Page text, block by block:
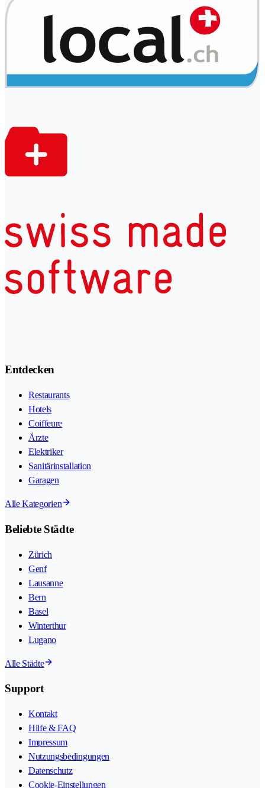
Entdecken
Restaurants
Hotels
Coiffeure
Ärzte
Elektriker
Sanitärinstallation
Garagen
Alle Kategorien
Beliebte Städte
Zürich
Genf
Lausanne
Bern
Basel
Winterthur
Lugano
Alle Städte
Support
Kontakt
Hilfe & FAQ
Impressum
Nutzungsbedingungen
Datenschutz
Cookie-Einstellungen